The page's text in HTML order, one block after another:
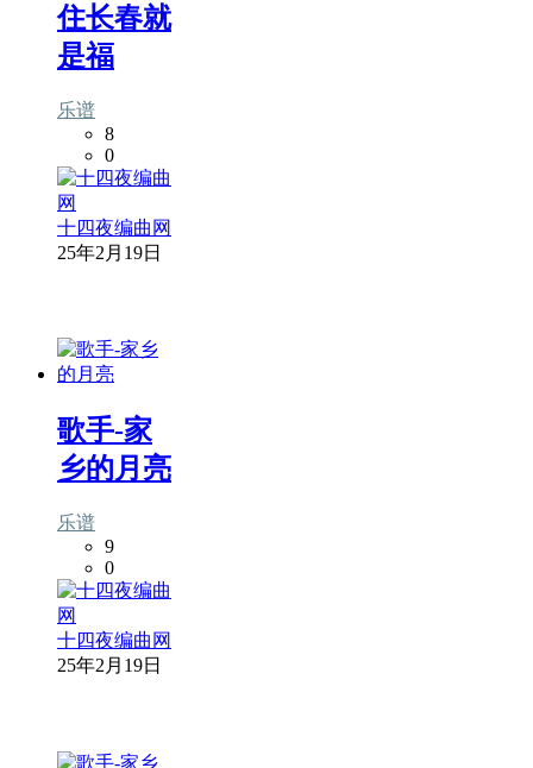
住长春就
是福
乐谱
8
0
十四夜编曲网
25年2月19日
歌手-家
乡的月亮
乐谱
9
0
十四夜编曲网
25年2月19日